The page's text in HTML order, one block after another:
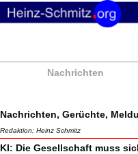
Nachrichten
Nachrichten, Gerüchte,
Redaktion: Heinz Schmitz
KI: Die Gesellschaft muss